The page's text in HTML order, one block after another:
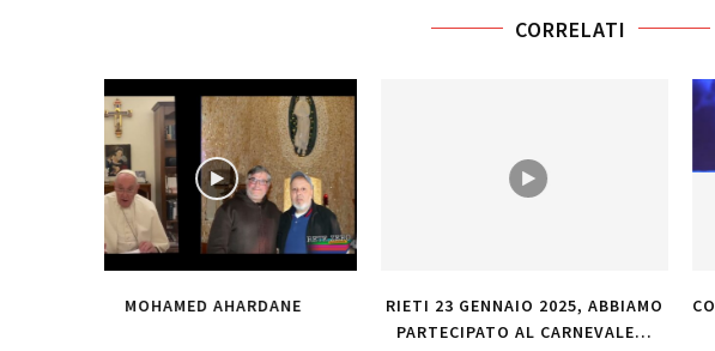
CORRELATI
RIETI 23 GENNAIO 2025, ABBIAMO
CON LA VIOLINISTA HELENA CAMIN
DA SANREMO IN...